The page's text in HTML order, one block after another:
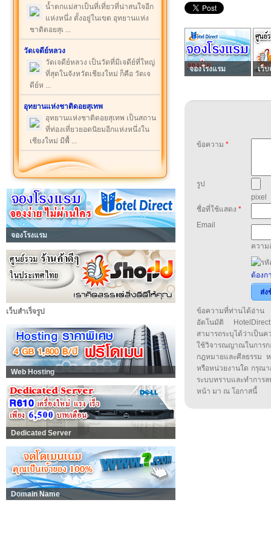
น้ำตกแม่สาเป็นที่เที่ยวที่น่าสนใจอีก
แห่งหนึ่ง ตั้งอยู่ในเขต อุทยานแห่ง
ชาติดอยสุเ ...
วัดเจดีย์หลวง
วัดเจดีย์หลวง เป็นวัดที่มีเจดีย์ที่ใหญ่
ที่สุดในจังหวัดเชียงใหม่ ก็คือ วัดเจ
ดีย์ห ...
อุทยานแห่งชาติดอยสุเทพ
อุทยานแห่งชาติดอยสุเทพ เป็นสถาน
ที่ท่องเที่ยวยอดนิยมอีกแห่งหนึ่งใน
เชียงใหม่ มีพื้ ...
จองโรงแรม
เว็บสำเร็จรูป
Web Hosting
Dedicated Server
Domain Name
จองโรงแรม เว็บ
ข้อความ *
รูป
pixel
ชื่อที่ใช้แสดง *
Email
ความ
ต้องก
ส่ง
ข้อความที่ท่านได้อ่าน
อัตโนมัติ
สามารถระบุได้ว่าเป็น
ใช้วิจารณญาณในกา
กฎหมายและศีลธรรม
หรือหน่วยงานใด กรุณา
ระบบทราบและทำกา
หน้า มา ณ โอกาสนี้